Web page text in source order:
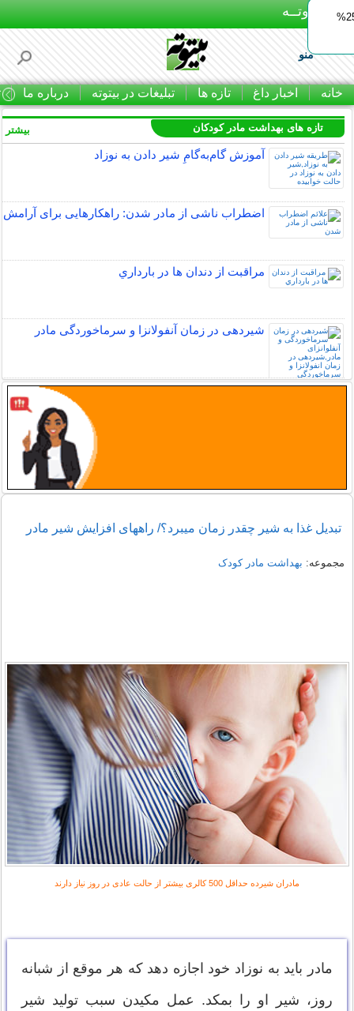
بـیتوتــه
منو
خانه اخبار داغ تازه ها تبلیغات در بیتوته درباره ما
ایمپلنت اقساطی با ضمانت مادام‌العمر+ 25%
تازه های بهداشت مادر کودکان
آموزش گام‌به‌گامِ شیر دادن به نوزاد
اضطراب ناشی از مادر شدن: راهکارهایی برای آرامش
مراقبت از دندان‌ ها در بارداري
شیردهی در زمان آنفولانزا و سرماخوردگی مادر
بیشتر
تبدیل غذا به شیر چقدر زمان میبرد؟/ راههای افزایش شیر مادر
مجموعه: بهداشت مادر کودک
مادران شیرده حداقل 500 کالری بیشتر از حالت عادی در روز نیاز دارند
مادر باید به نوزاد خود اجازه دهد که هر موقع از شبانه
روز، شیر او را بمکد. عمل مکیدن سبب تولید شیر